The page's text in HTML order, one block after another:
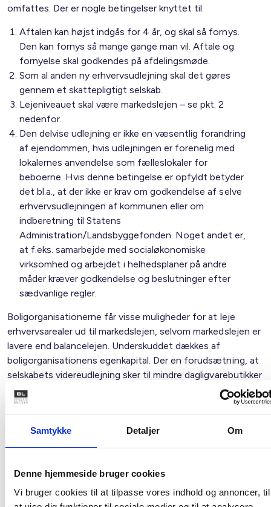
Samtykke Detaljer Om
Denne hjemmeside bruger cookies
Vi bruger cookies til at tilpasse vores indhold og annoncer, til
omfattes. Der er nogle betingelser knyttet til:
Aftalen kan højst indgås for 4 år, og skal så fornys.
Den kan fornys så mange gange man vil. Aftale og
fornyelse skal godkendes på afdelingsmøde.
Som al anden ny erhvervsudlejning skal det gøres
gennem et skattepligtigt selskab.
Lejeniveauet skal være markedslejen – se pkt. 2
nedenfor.
Den delvise udlejning er ikke en væsentlig forandring
af ejendommen, hvis udlejningen er forenelig med
lokalernes anvendelse som fælleslokaler for
beboerne. Hvis denne betingelse er opfyldt betyder
det bl.a., at der ikke er krav om godkendelse af selve
erhvervsudlejningen af kommunen eller om
indberetning til Statens
Administration/Landsbyggefonden. Noget andet er,
at f.eks. samarbejde med socialøkonomiske
virksomhed og arbejdet i helhedsplaner på andre
måder kræver godkendelse og beslutninger efter
sædvanlige regler.
Boligorganisationerne får visse muligheder for at leje
erhvervsarealer ud til markedslejen, selvom markedslejen er
lavere end balancelejen. Underskuddet dækkes af
boligorganisationens egenkapital. Der en forudsætning, at
selskabets videreudlejning sker til mindre dagligvarebutikker
i yderområder eller udsatte områder, eller til såkaldte
opstartvirksomheder eller registrerede socialøkonomiske
virksomheder i udsatte områder. De tre virksomhedsformer
er nærmere defineret i sideaktivitetsbekendtgørelsen.
af nye boligorganisationer og selvejende
EU-retlige regelgrundlag, som handler om ”tjenesteydelser